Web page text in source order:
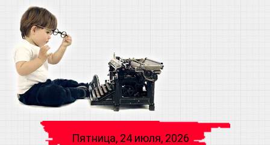
Пятница, 24 июля, 2026